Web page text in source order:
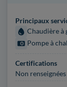
Principaux
Chaudière à
Pompe à
Certifications
Non renseignées